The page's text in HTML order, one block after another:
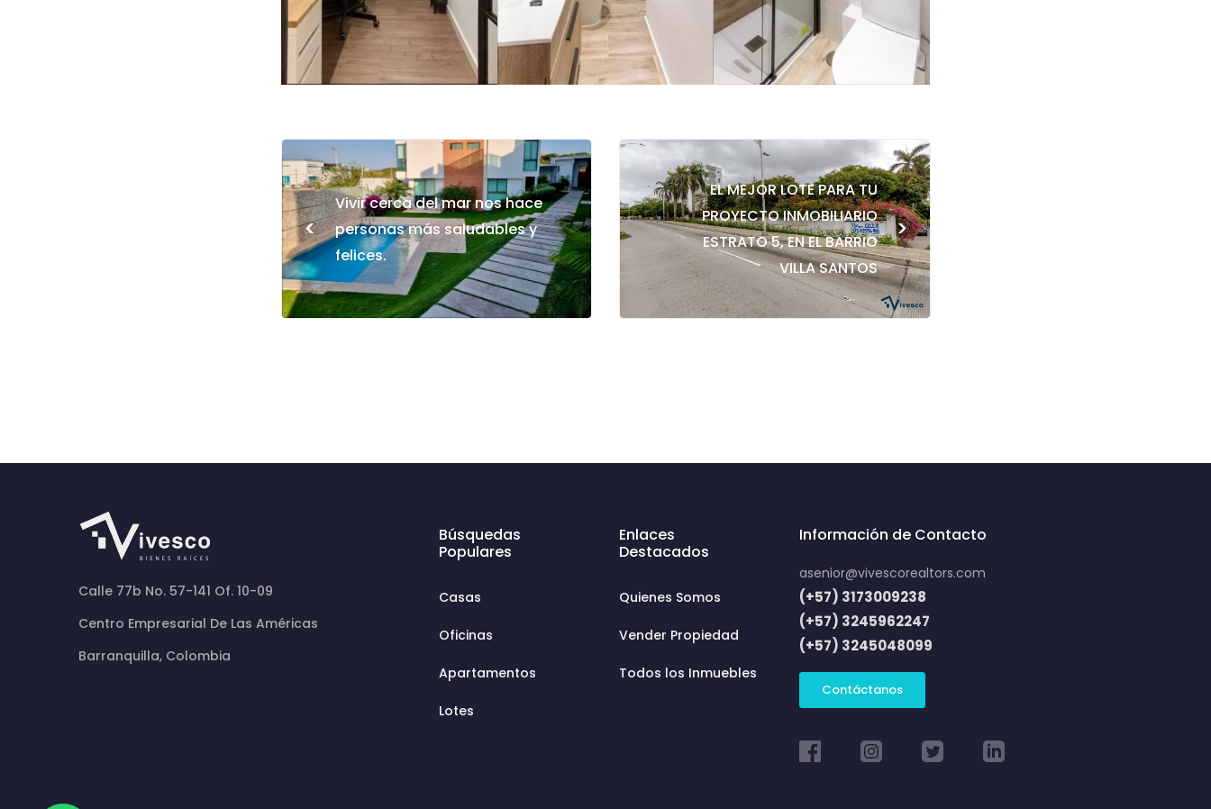
<
Vivir cerca del mar nos hace
personas más saludables y
felices.
EL MEJOR LOTE PARA TU
PROYECTO INMOBILIARIO
ESTRATO 5, EN EL BARRIO
VILLA SANTOS
>
Calle 77b No. 57-141 Of. 10-09
Centro Empresarial De Las Américas
Barranquilla, Colombia
Búsquedas
Populares
Casas
Oficinas
Apartamentos
Lotes
Enlaces
Destacados
Quienes Somos
Vender Propiedad
Todos los Inmuebles
Información de Contacto
asenior@vivescorealtors.com
(+57) 3173009238
(+57) 3245962247
(+57) 3245048099
Contáctanos